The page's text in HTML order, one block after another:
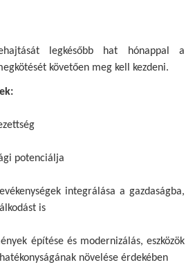
legkésőbb hat hónappal a
követően meg kell kezdeni.
potenciálja
integrálása a gazdaságba,
is
építése és modernizálás, eszközök
növelése érdekében